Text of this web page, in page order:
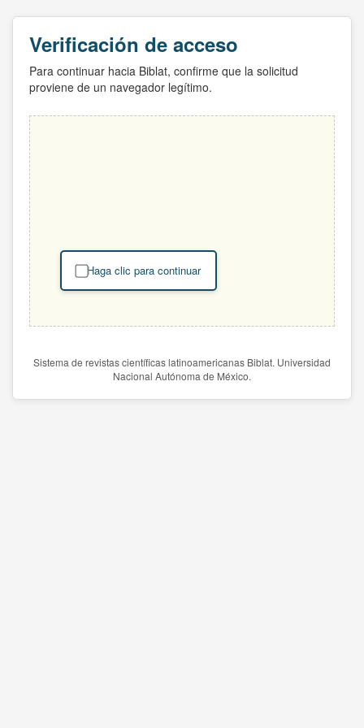
Verificación de acceso
Para continuar hacia Biblat, confirme que la solicitud
proviene de un navegador legítimo.
Haga clic para continuar
Sistema de revistas científicas latinoamericanas Biblat. Universidad
Nacional Autónoma de México.